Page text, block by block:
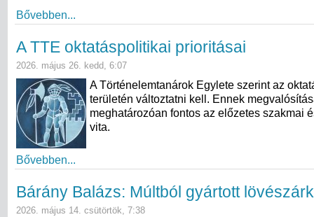
Bővebben...
A TTE oktatáspolitikai prioritásai
2026. május 26. kedd, 6:07
A Történelemtanárok Egylete szerint az
területén változtatni kell. Ennek
meghatározóan fontos az előzetes szakmai
vita.
Bővebben...
Bárány Balázs: Múltból gyártott
2026. május 14. csütörtök, 7:38